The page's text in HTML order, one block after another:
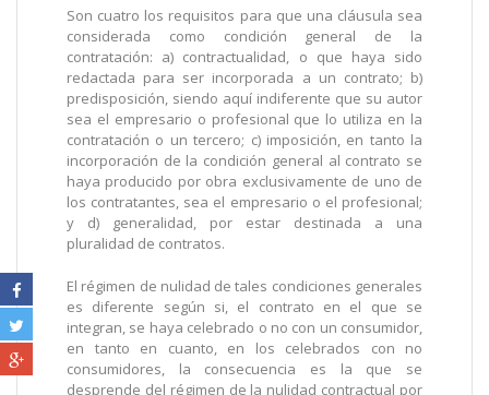
Son cuatro los requisitos para que una cláusula sea
considerada como condición general de la
contratación: a) contractualidad, o que haya sido
redactada para ser incorporada a un contrato; b)
predisposición, siendo aquí indiferente que su autor
sea el empresario o profesional que lo utiliza en la
contratación o un tercero; c) imposición, en tanto la
incorporación de la condición general al contrato se
haya producido por obra exclusivamente de uno de
los contratantes, sea el empresario o el profesional;
y d) generalidad, por estar destinada a una
pluralidad de contratos.
El régimen de nulidad de tales condiciones generales
es diferente según si, el contrato en el que se
integran, se haya celebrado o no con un consumidor,
en tanto en cuanto, en los celebrados con no
consumidores, la consecuencia es la que se
desprende del régimen de la nulidad contractual por